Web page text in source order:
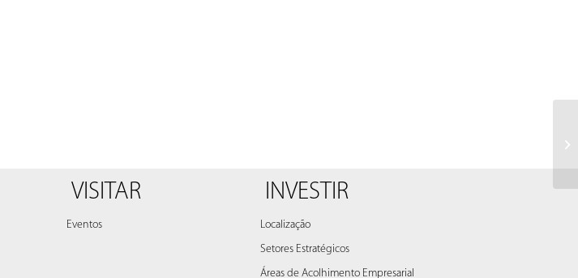
VISITAR
Eventos
INVESTIR
Localização
Setores Estratégicos
Áreas de Acolhimento Empresarial